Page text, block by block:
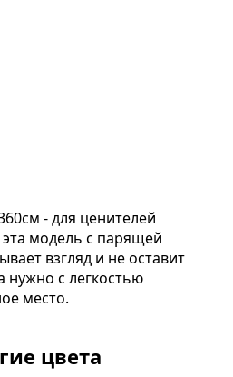
- для ценителей
модель с парящей
взгляд и не оставит
нужно с легкостью
место.
цвета